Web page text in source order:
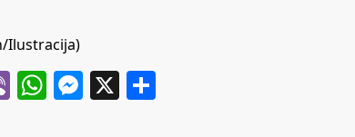
Ilustracija)
ViberWhatsApp
Messenger
X